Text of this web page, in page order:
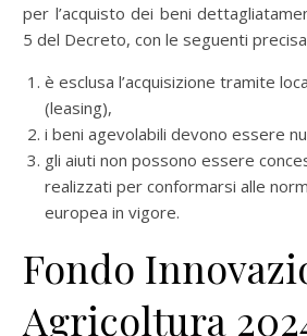
per l’acquisto dei beni
5 del Decreto, con le seguenti
è esclusa l’acquisizione tramite
(leasing),
i beni agevolabili devono essere
gli aiuti non possono essere
realizzati per conformarsi alle
europea in vigore.
Fondo
Agricoltura